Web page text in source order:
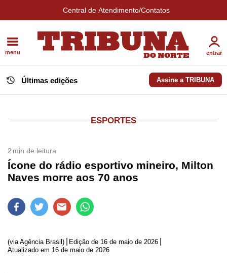
Central de Atendimento/Contatos
menu entrar
Últimas edições Assine a TRIBUNA
ESPORTES
2 min de leitura
Ícone do rádio esportivo mineiro, Milton
Naves morre aos 70 anos
(via Agência Brasil) Edição de 16 de maio de 2026
Atualizado em 16 de maio de 2026